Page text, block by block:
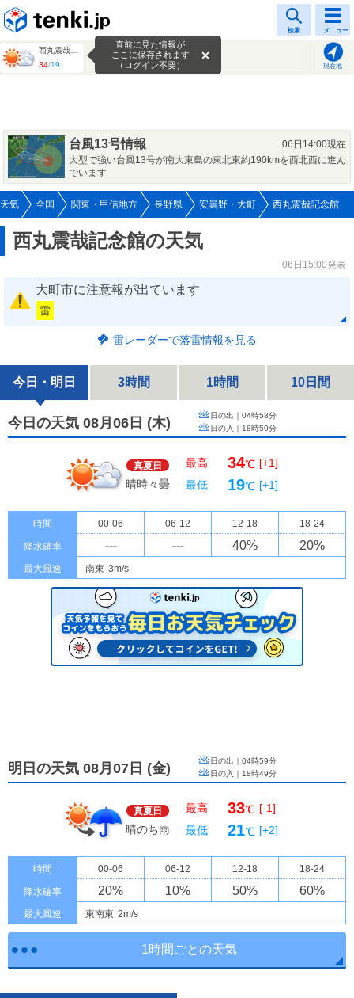
検索 メニュー
34/19 現在地
直前に見た情報が
ここに保存されます
（ログイン不要）
台風13号情報
06日14:00現在
大型で強い台風13号が南大東島の東北東約190kmを西北西に進ん
でいます
気 全国 関東・甲信地方 長野県 安曇野・大町 西丸震哉記念館
西丸震哉記念館の天気
06日15:00発表
大町市に注意報が出ています
雷
雷レーダーで落雷情報を見る
今日・明日 3時間 1時間 10日間
今日の天気 08月06日 (木) 日の出｜ 04時58分
日の入｜ 18時50分
真夏日
晴時々曇
最高 34℃ [+1]
最低
19℃ [+1]
時間 00-06 06-12 12-18 18-24
降水確率 --- --- 40% 20%
最大風速 南東 3m/s
明日の天気 08月07日 (金) 日の出｜ 04時59分
日の入｜ 18時49分
真夏日
晴のち雨
最高 33℃ [-1]
最低
21℃ [+2]
時間 00-06 06-12 12-18 18-24
降水確率 20% 10% 50% 60%
最大風速 東南東 2m/s
1時間ごとの天気